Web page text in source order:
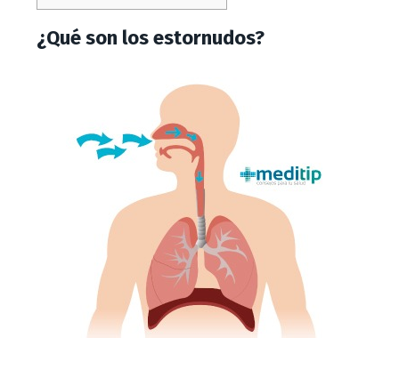
¿Qué son los estornudos?